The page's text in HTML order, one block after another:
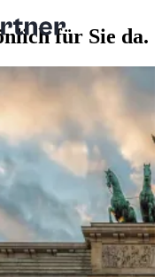
für Sie da.